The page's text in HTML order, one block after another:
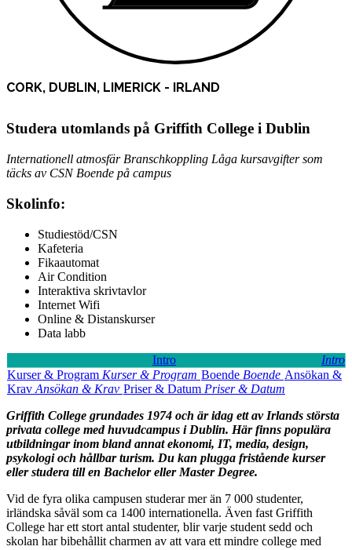
CORK, DUBLIN, LIMERICK - IRLAND
Studera utomlands på Griffith College i Dublin
Internationell atmosfär Branschkoppling Låga kursavgifter som
täcks av CSN Boende på campus
Skolinfo:
Studiestöd/CSN
Kafeteria
Fikaautomat
Air Condition
Interaktiva skrivtavlor
Internet Wifi
Online & Distanskurser
Data labb
Intro
Intro
Kurser & Program Kurser & Program Boende Boende Ansökan &
Krav Ansökan & Krav Priser & Datum Priser & Datum
Griffith College grundades 1974 och är idag ett av Irlands största
privata college med huvudcampus i Dublin. Här finns populära
utbildningar inom bland annat ekonomi, IT, media, design,
psykologi och hållbar turism. Du kan plugga fristående kurser
eller studera till en Bachelor eller Master Degree.
Vid de fyra olika campusen studerar mer än 7 000 studenter,
irländska såväl som ca 1400 internationella. Även fast Griffith
College har ett stort antal studenter, blir varje student sedd och
skolan har bibehållit charmen av att vara ett mindre college med